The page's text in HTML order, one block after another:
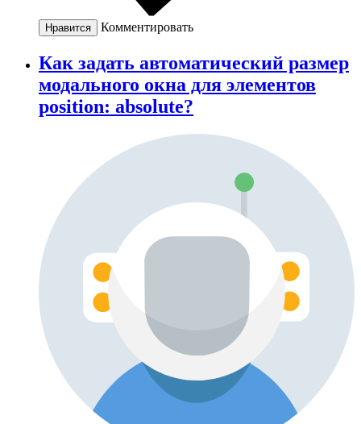
Нравится Комментировать
Как задать автоматический размер
модального окна для элементов
position: absolute?